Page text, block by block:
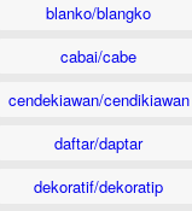
blanko/blangko
cabai/cabe
cendekiawan/cendikiawan
daftar/daptar
dekoratif/dekoratip